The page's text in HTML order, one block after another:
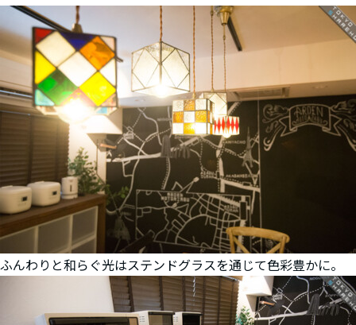
ふんわりと和らぐ光はステンドグラスを通じて色彩豊かに。